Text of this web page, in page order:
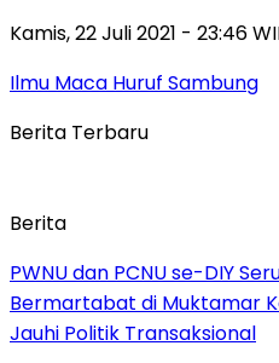
Kamis, 22 Juli 2021 - 23:46
Ilmu Maca Huruf Sambung
Berita Terbaru
Berita
PWNU dan PCNU se-DIY
Bermartabat di Muktamar
Jauhi Politik Transaksional